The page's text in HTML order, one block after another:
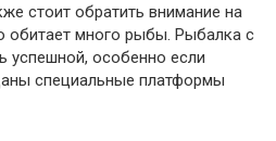
стоит обратить внимание на
обитает много рыбы. Рыбалка с
успешной, особенно если
специальные платформы